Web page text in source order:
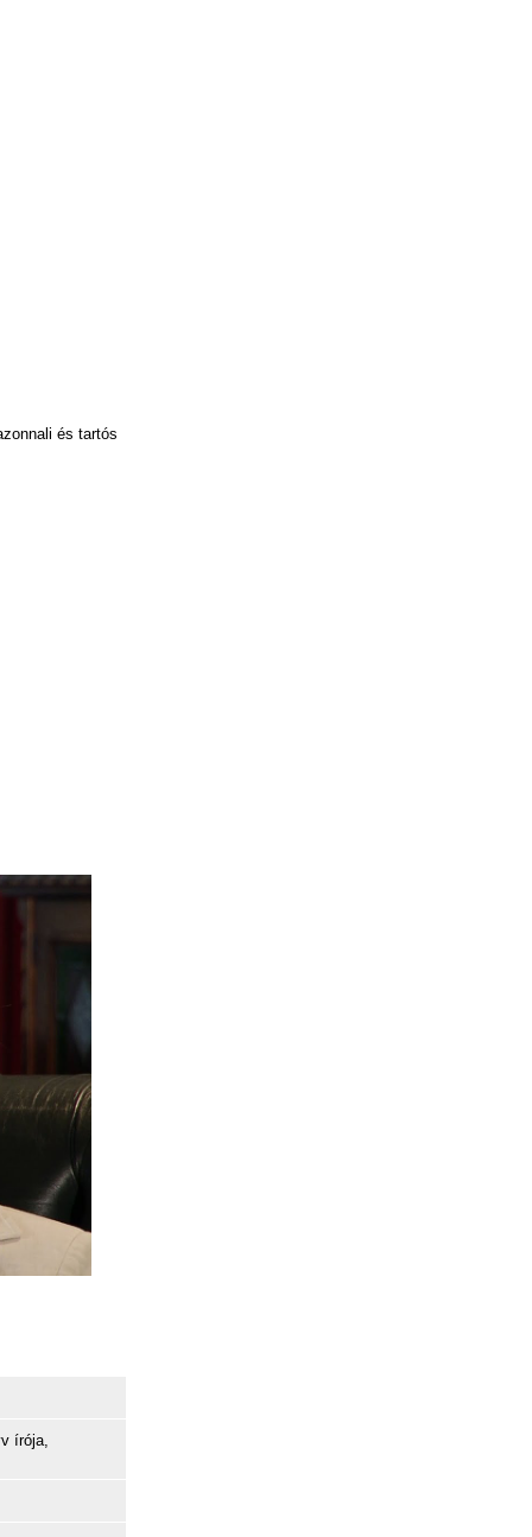
és tartós
írója,